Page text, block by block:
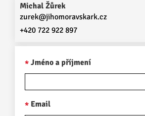
Michal Žůrek
zurek@jihomoravskark.cz
+420 722 922 897
Jméno a příjmení
Email